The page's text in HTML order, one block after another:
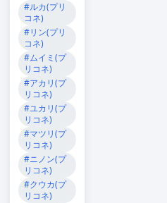
#ルカ(プリ
コネ)
#リン(プリ
コネ)
#ムイミ(プ
リコネ)
#アカリ(プ
リコネ)
#ユカリ(プ
リコネ)
#マツリ(プ
リコネ)
#ニノン(プ
リコネ)
#クウカ(プ
リコネ)